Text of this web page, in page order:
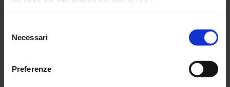
delNecessari
Preferenze